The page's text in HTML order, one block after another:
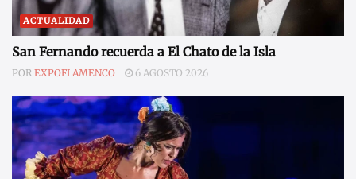
ACTUALIDAD
San Fernando recuerda a El Chato de la Isla
POR EXPOFLAMENCO 6 AGOSTO 2026